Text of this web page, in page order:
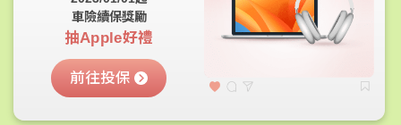
車險續保獎勵
抽Apple好禮
前往投保